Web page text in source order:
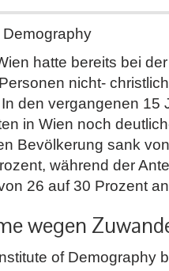
hatte bereits bei
nicht-
den vergangenen 15
in Wien noch
Bevölkerung sank
während der
26 auf 30 Prozent
wegen
of Demography